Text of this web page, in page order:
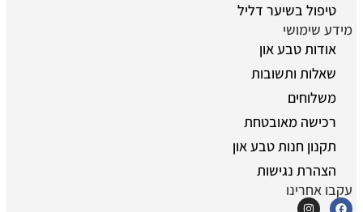
טיפול בשיער דליל
מידע שימושי
אודות טבע און
שאלות ותשובות
משלוחים
רכישה מאובטחת
תקנון חנות טבע און
הצהרת נגישות
עקבו אחרינו